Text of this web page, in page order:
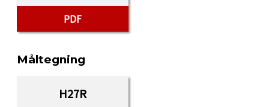
PDF
Måltegning
H27R